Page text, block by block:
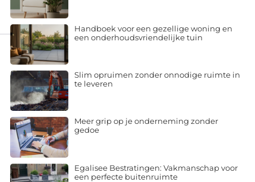
Handboek voor een gezellige woning en
een onderhoudsvriendelijke tuin
Slim opruimen zonder onnodige ruimte in
te leveren
Meer grip op je onderneming zonder
gedoe
Egalisee Bestratingen: Vakmanschap voor
een perfecte buitenruimte